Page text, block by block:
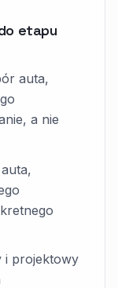
etapu
auta,
a nie
i projektowy